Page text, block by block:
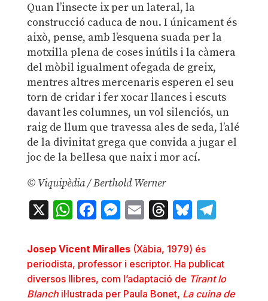
Quan l’insecte ix per un lateral, la
construcció caduca de nou. I únicament és
això, pense, amb l’esquena suada per la
motxilla plena de coses inútils i la càmera
del mòbil igualment ofegada de greix,
mentres altres mercenaris esperen el seu
torn de cridar i fer xocar llances i escuts
davant les columnes, un vol silenciós, un
raig de llum que travessa ales de seda, l’alé
de la divinitat grega que convida a jugar el
joc de la bellesa que naix i mor ací.
© Viquipèdia / Berthold Werner
X WhatsApp
Facebook
Messenger
EmailThreads
Bluesky
Josep Vicent Miralles(Xàbia, 1979) és
periodista, professor i escriptor. Ha publicat
diversos llibres, com l’adaptació de Tirant lo
Blanchil·lustrada per Paula Bonet, La cuina de